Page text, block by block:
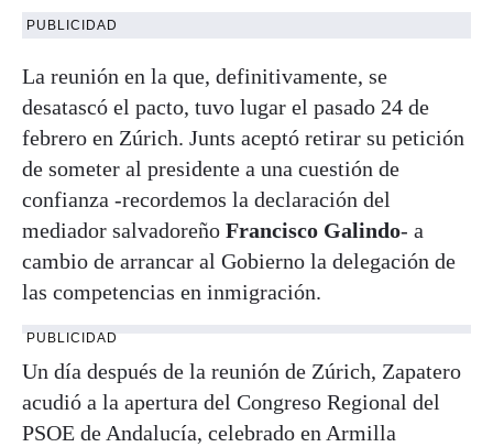
PUBLICIDAD
La reunión en la que, definitivamente, se
desatascó el pacto, tuvo lugar el pasado 24 de
febrero en Zúrich. Junts aceptó retirar su petición
de someter al presidente a una cuestión de
confianza -recordemos la declaración del
mediador salvadoreño Francisco Galindo- a
cambio de arrancar al Gobierno la delegación de
las competencias en inmigración.
PUBLICIDAD
Un día después de la reunión de Zúrich, Zapatero
acudió a la apertura del Congreso Regional del
PSOE de Andalucía, celebrado en Armilla